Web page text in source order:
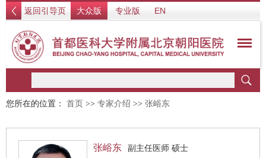
返回引导页 大众版 专业版 EN
您所在的位置： 首页 >> 专家介绍 >> 张峪东
张峪东
副主任医师 硕士